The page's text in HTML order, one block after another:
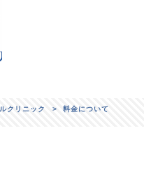
クリニック >
料金について